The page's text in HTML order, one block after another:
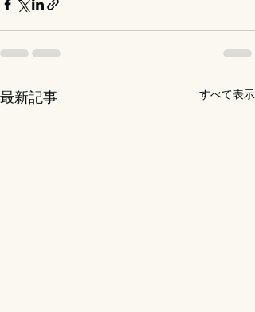
最新記事 すべて表示